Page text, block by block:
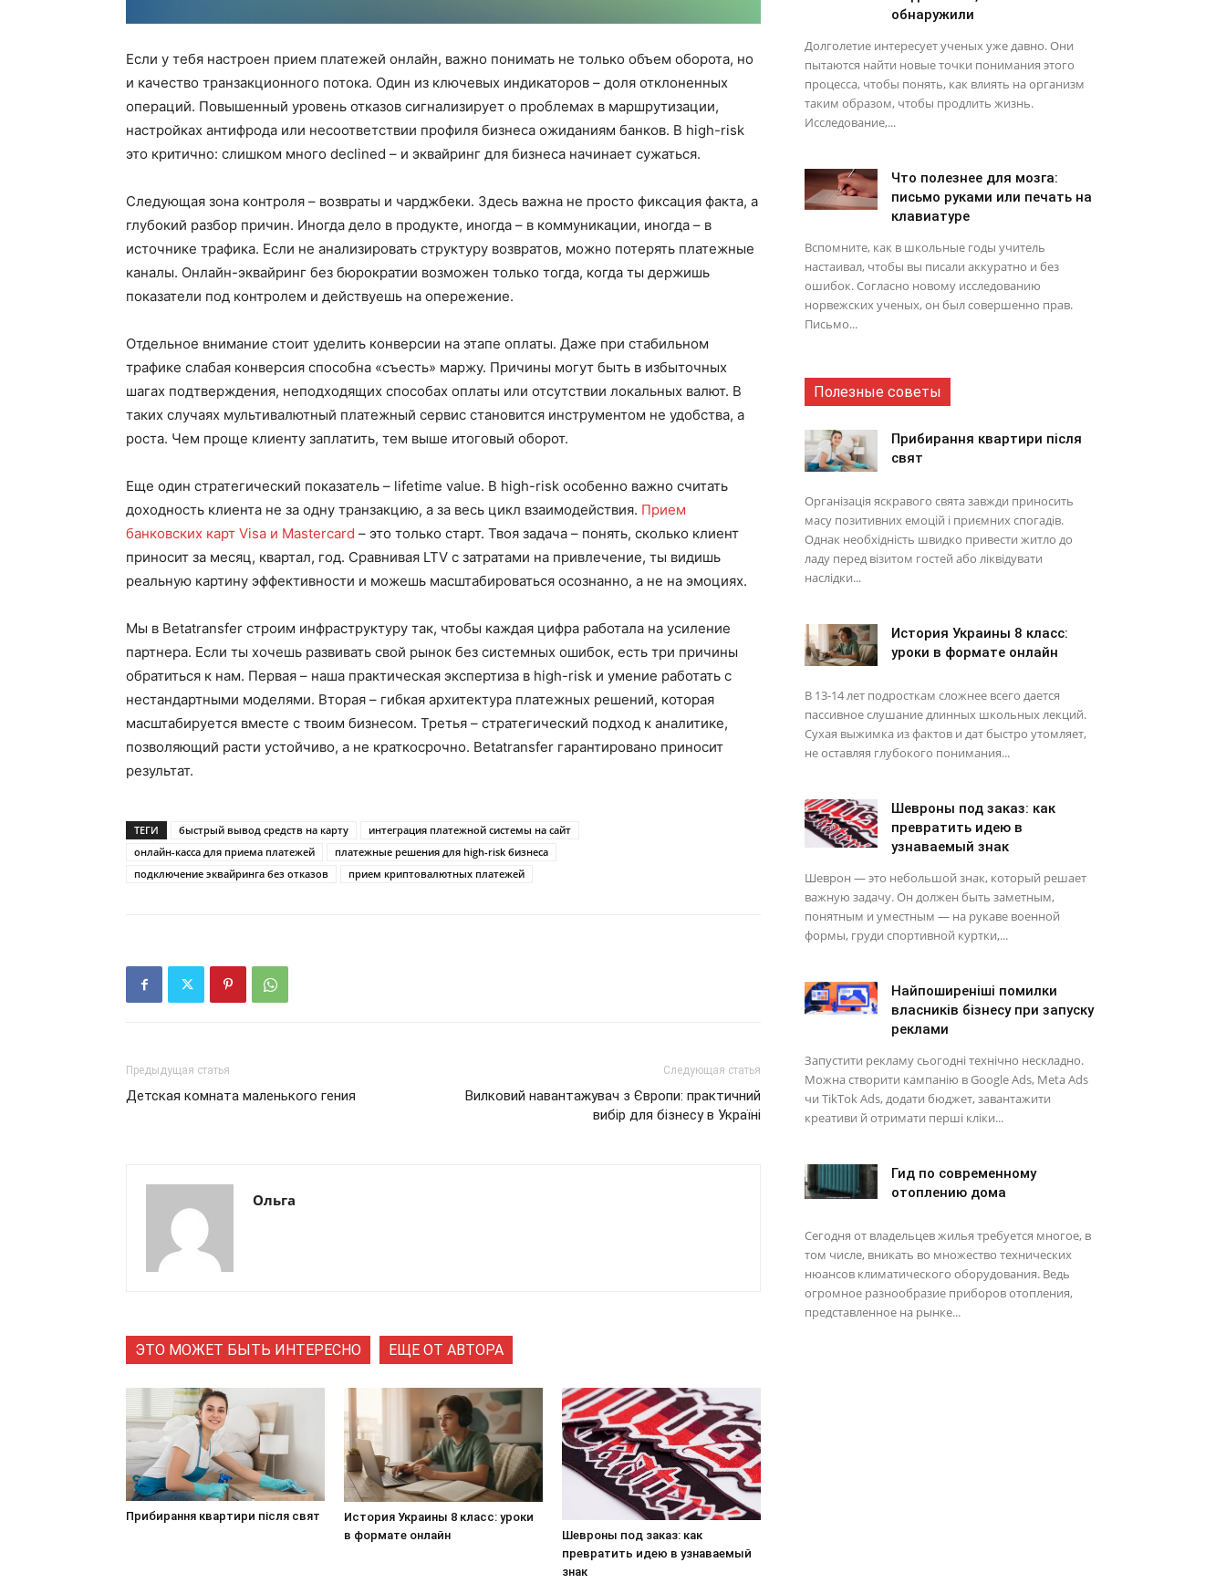
Если у тебя настроен прием платежей онлайн, важно понимать не только объем оборота, но
и качество транзакционного потока. Один из ключевых индикаторов – доля отклоненных
операций. Повышенный уровень отказов сигнализирует о проблемах в маршрутизации,
настройках антифрода или несоответствии профиля бизнеса ожиданиям банков. В high-risk
это критично: слишком много declined – и эквайринг для бизнеса начинает сужаться.
Следующая зона контроля – возвраты и чарджбеки. Здесь важна не просто фиксация факта, а
глубокий разбор причин. Иногда дело в продукте, иногда – в коммуникации, иногда – в
источнике трафика. Если не анализировать структуру возвратов, можно потерять платежные
каналы. Онлайн-эквайринг без бюрократии возможен только тогда, когда ты держишь
показатели под контролем и действуешь на опережение.
Отдельное внимание стоит уделить конверсии на этапе оплаты. Даже при стабильном
трафике слабая конверсия способна «съесть» маржу. Причины могут быть в избыточных
шагах подтверждения, неподходящих способах оплаты или отсутствии локальных валют. В
таких случаях мультивалютный платежный сервис становится инструментом не удобства, а
роста. Чем проще клиенту заплатить, тем выше итоговый оборот.
Еще один стратегический показатель – lifetime value. В high-risk особенно важно считать
доходность клиента не за одну транзакцию, а за весь цикл взаимодействия. Прием
банковских карт Visa и Mastercard – это только старт. Твоя задача – понять, сколько клиент
приносит за месяц, квартал, год. Сравнивая LTV с затратами на привлечение, ты видишь
реальную картину эффективности и можешь масштабироваться осознанно, а не на эмоциях.
Мы в Betatransfer строим инфраструктуру так, чтобы каждая цифра работала на усиление
партнера. Если ты хочешь развивать свой рынок без системных ошибок, есть три причины
обратиться к нам. Первая – наша практическая экспертиза в high-risk и умение работать с
нестандартными моделями. Вторая – гибкая архитектура платежных решений, которая
масштабируется вместе с твоим бизнесом. Третья – стратегический подход к аналитике,
позволяющий расти устойчиво, а не краткосрочно. Betatransfer гарантировано приносит
результат.
ТЕГИ быстрый вывод средств на карту
интеграция платежной системы на сайт
онлайн-касса для приема платежей
платежные решения для high-risk бизнеса
подключение эквайринга без отказов
прием криптовалютных платежей
Предыдущая статья
Детская комната маленького гения
Следующая статья
Вилковий навантажувач з Європи: практичний
вибір для бізнесу в Україні
Ольга
ЭТО МОЖЕТ БЫТЬ ИНТЕРЕСНО ЕЩЕ ОТ АВТОРА
Прибирання квартири після свят
История Украины 8 класс: уроки
в формате онлайн
Шевроны под заказ: как
превратить идею в узнаваемый
знак
обнаружили
Долголетие интересует ученых уже давно. Они
пытаются найти новые точки понимания этого
процесса, чтобы понять, как влиять на организм
таким образом, чтобы продлить жизнь.
Исследование,...
Что полезнее для мозга:
письмо руками или печать на
клавиатуре
Вспомните, как в школьные годы учитель
настаивал, чтобы вы писали аккуратно и без
ошибок. Согласно новому исследованию
норвежских ученых, он был совершенно прав.
Письмо...
Полезные советы
Прибирання квартири після
свят
Організація яскравого свята завжди приносить
масу позитивних емоцій і приємних спогадів.
Однак необхідність швидко привести житло до
ладу перед візитом гостей або ліквідувати
наслідки...
История Украины 8 класс:
уроки в формате онлайн
В 13-14 лет подросткам сложнее всего дается
пассивное слушание длинных школьных лекций.
Сухая выжимка из фактов и дат быстро утомляет,
не оставляя глубокого понимания...
Шевроны под заказ: как
превратить идею в
узнаваемый знак
Шеврон — это небольшой знак, который решает
важную задачу. Он должен быть заметным,
понятным и уместным — на рукаве военной
формы, груди спортивной куртки,...
Найпоширеніші помилки
власників бізнесу при запуску
реклами
Запустити рекламу сьогодні технічно нескладно.
Можна створити кампанію в Google Ads, Meta Ads
чи TikTok Ads, додати бюджет, завантажити
креативи й отримати перші кліки...
Гид по современному
отоплению дома
Сегодня от владельцев жилья требуется многое, в
том числе, вникать во множество технических
нюансов климатического оборудования. Ведь
огромное разнообразие приборов отопления,
представленное на рынке...